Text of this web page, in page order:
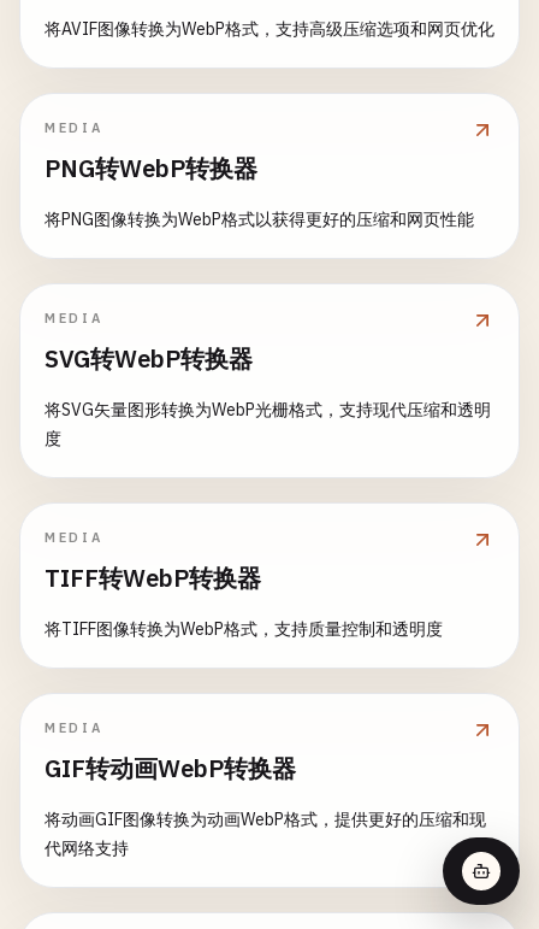
将AVIF图像转换为WebP格式，支持高级压缩选项和网页优化
MEDIA
PNG转WebP转换器
将PNG图像转换为WebP格式以获得更好的压缩和网页性能
MEDIA
SVG转WebP转换器
将SVG矢量图形转换为WebP光栅格式，支持现代压缩和透明
度
MEDIA
TIFF转WebP转换器
将TIFF图像转换为WebP格式，支持质量控制和透明度
MEDIA
GIF转动画WebP转换器
将动画GIF图像转换为动画WebP格式，提供更好的压缩和现
代网络支持